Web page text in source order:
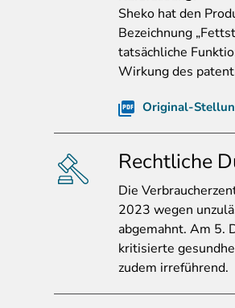
Sheko hat den
Bezeichnung
tatsächliche
Wirkung des
Original-
Rechtliche
Die
2023 wegen
abgemahnt. Am 5.
kritisierte
zudem irreführend.